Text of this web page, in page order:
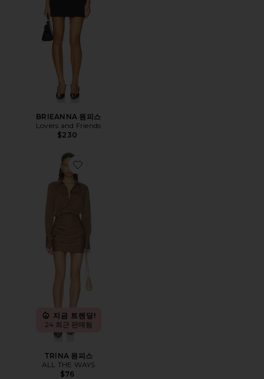
BRIEANNA 원피스
Lovers and Friends
$230
Favorite TRINA 원피스
지금 트렌딩!
24 최근 판매됨
TRINA 원피스
ALL THE WAYS
$76